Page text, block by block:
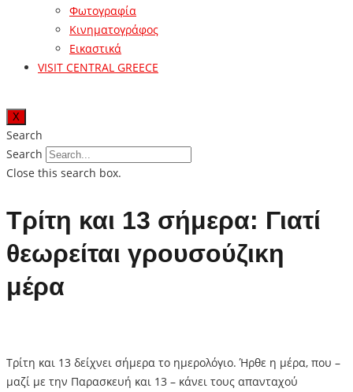
Φωτογραφία
Κινηματογράφος
Εικαστικά
VISIT CENTRAL GREECE
X
Search
Search
Close this search box.
Τρίτη και 13 σήμερα: Γιατί
θεωρείται γρουσούζικη
μέρα
Τρίτη και 13 δείχνει σήμερα το ημερολόγιο. Ήρθε η μέρα, που –
μαζί με την Παρασκευή και 13 – κάνει τους απανταχού